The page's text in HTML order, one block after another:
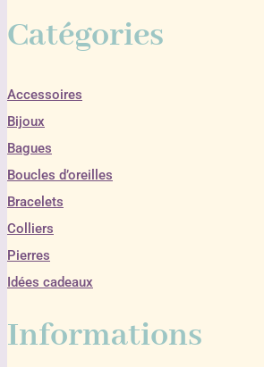
Catégories
Accessoires
Bijoux
Bagues
Boucles d’oreilles
Bracelets
Colliers
Pierres
Idées cadeaux
Informations